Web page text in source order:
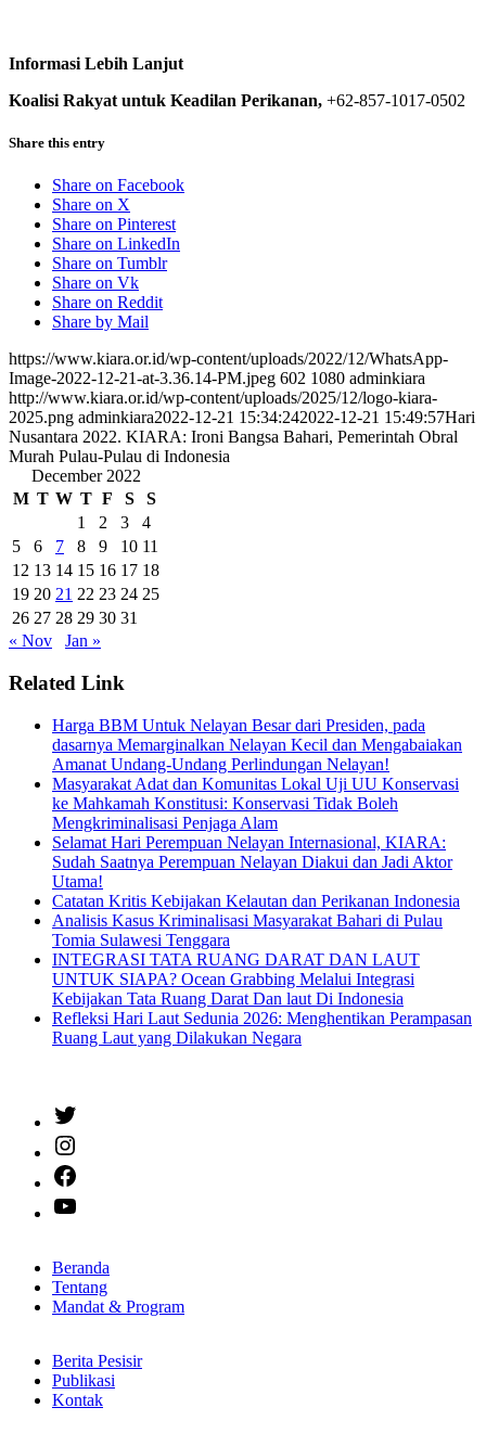
Informasi Lebih Lanjut
Koalisi Rakyat untuk Keadilan Perikanan, +62-857-1017-0502
Share this entry
Share on Facebook
Share on X
Share on Pinterest
Share on LinkedIn
Share on Tumblr
Share on Vk
Share on Reddit
Share by Mail
https://www.kiara.or.id/wp-content/uploads/2022/12/WhatsApp-
Image-2022-12-21-at-3.36.14-PM.jpeg 602 1080 adminkiara
http://www.kiara.or.id/wp-content/uploads/2025/12/logo-kiara-
2025.png adminkiara2022-12-21 15:34:242022-12-21 15:49:57Hari
Nusantara 2022. KIARA: Ironi Bangsa Bahari, Pemerintah Obral
Murah Pulau-Pulau di Indonesia
December 2022
M T W T F S
S
1
2 3
4
5
6 7 8 9 10 11
12 13 14 15 16 17 18
19 20 21 22 23 24 25
26 27 28 29 30 31
« Nov
Jan »
Related Link
Harga BBM Untuk Nelayan Besar dari Presiden, pada
dasarnya Memarginalkan Nelayan Kecil dan Mengabaiakan
Amanat Undang-Undang Perlindungan Nelayan!
Masyarakat Adat dan Komunitas Lokal Uji UU Konservasi
ke Mahkamah Konstitusi: Konservasi Tidak Boleh
Mengkriminalisasi Penjaga Alam
Selamat Hari Perempuan Nelayan Internasional, KIARA:
Sudah Saatnya Perempuan Nelayan Diakui dan Jadi Aktor
Utama!
Catatan Kritis Kebijakan Kelautan dan Perikanan Indonesia
Analisis Kasus Kriminalisasi Masyarakat Bahari di Pulau
Tomia Sulawesi Tenggara
INTEGRASI TATA RUANG DARAT DAN LAUT
UNTUK SIAPA? Ocean Grabbing Melalui Integrasi
Kebijakan Tata Ruang Darat Dan laut Di Indonesia
Refleksi Hari Laut Sedunia 2026: Menghentikan Perampasan
Ruang Laut yang Dilakukan Negara
Beranda
Tentang
Mandat & Program
Berita Pesisir
Publikasi
Kontak